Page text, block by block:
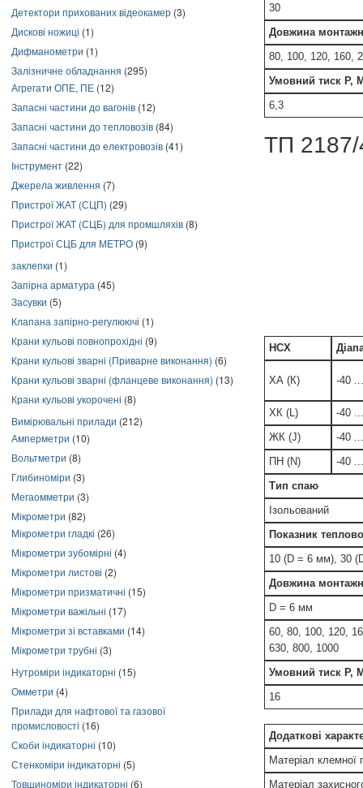
Детектори прихованих відеокамер (3)
Дискові ножиці (1)
Дифманометри (1)
Залізничне обладнання (295)
Агрегати ОПЕ, ПЕ (12)
Запасні частини до вагонів (12)
Запасні частини до тепловозів (84)
Запасні частини до електровозів (41)
Інструмент (22)
Джерела живлення (7)
Пристрої ЖАТ (СЦП) (29)
Пристрої ЖАТ (СЦБ) для промшляхів (8)
Пристрої СЦБ для МЕТРО (9)
заклепки (1)
Запірна арматура (45)
Засувки (5)
Клапана запірно-регулюючі (1)
Крани кульові повнопрохідні (9)
Крани кульові зварні (Приварне виконання) (6)
Крани кульові зварні (фланцеве виконання) (13)
Крани кульові укорочені (8)
Вимірювальні прилади (212)
Амперметри (10)
Вольтметри (8)
Глибиноміри (3)
Мегаомметри (3)
Мікрометри (82)
Мікрометри гладкі (26)
Мікрометри зубомірні (4)
Мікрометри листові (2)
Мікрометри призматичні (15)
Мікрометри важільні (17)
Мікрометри зі вставками (14)
Мікрометри трубні (3)
Нутроміри індикаторні (15)
Омметри (4)
Прилади для нафтової та газової
промисловості (16)
Скоби індикаторні (10)
Стенкоміри індикаторні (5)
Товщиноміри індикаторні (6)
30
Довжина
80, 100, 120, 160,
Умовний тиск Р,
6,3
ТП
НСХ
ХА (К) -40
ХК (L)
-40
ЖК (J)
-40
ПН (N)
-40
Тип спаю
Ізольований
Показник
10 (D = 6 мм), 30
Довжина
D = 6 мм
60, 80, 100, 120,
630, 800, 1000
Умовний тиск Р,
16
Додаткові
Матеріал клемної
Матеріал